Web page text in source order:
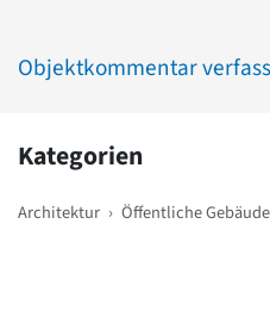
Objektkommentar
Kategorien
Architektur › Öffentliche Gebäude